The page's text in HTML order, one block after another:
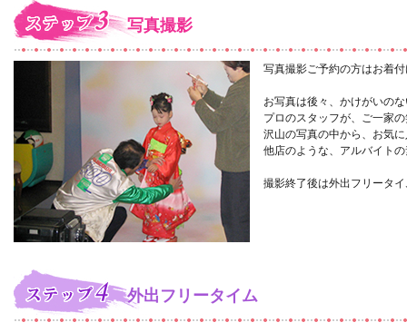
写真撮影
写真撮影ご予約の方はお着
お写真は後々、かけがいの
プロのスタッフが、ご一家
沢山の写真の中から、お気
他店のような、アルバイト
撮影終了後は外出フリータ
外出フリータイム